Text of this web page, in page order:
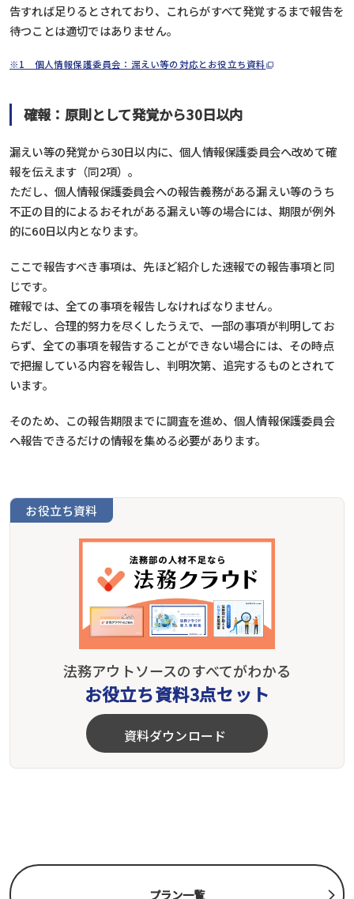
告すれば足りるとされており、これらがすべて発覚するまで報告を
待つことは適切ではありません。
※1 個人情報保護委員会：漏えい等の対応とお役立ち資料
確報：原則として発覚から30日以内
漏えい等の発覚から30日以内に、個人情報保護委員会へ改めて確
報を伝えます（同2項）。
ただし、個人情報保護委員会への報告義務がある漏えい等のうち
不正の目的によるおそれがある漏えい等の場合には、期限が例外
的に60日以内となります。
ここで報告すべき事項は、先ほど紹介した速報での報告事項と同
じです。
確報では、全ての事項を報告しなければなりません。
ただし、合理的努力を尽くしたうえで、一部の事項が判明してお
らず、全ての事項を報告することができない場合には、その時点
で把握している内容を報告し、判明次第、追完するものとされて
います。
そのため、この報告期限までに調査を進め、個人情報保護委員会
へ報告できるだけの情報を集める必要があります。
お役立ち資料
法務アウトソースのすべてがわかる
お役立ち資料3点セット
資料ダウンロード
プラン一覧